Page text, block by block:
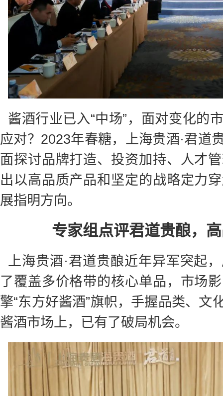
酱酒行业已入“中场”，面对变化的
应对？2023年春糖，上海贵酒·君道
面探讨品牌打造、投资加持、人才
出以高品质产品和坚定的战略定力
展指明方向。
专家组点评君道贵酿，
上海贵酒·君道贵酿近年异军突起
了覆盖多价格带的核心单品，市场
擎“东方好酱酒”旗帜，手握品类、文
酱酒市场上，已有了破局机会。